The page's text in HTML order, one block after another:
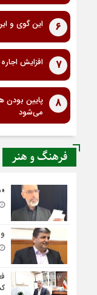
6 این گوی و
7 افزایش اجاره بها
8
پایین بودن
می‌شود
فرهنگ و هنر